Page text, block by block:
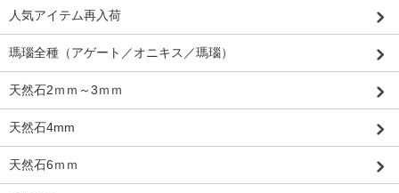
人気アイテム再入荷
瑪瑙全種（アゲート／オニキス／瑪瑙）
天然石2ｍｍ～3ｍｍ
天然石4mm
天然石6ｍｍ